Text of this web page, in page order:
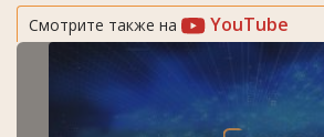
Смотрите также на YouTube